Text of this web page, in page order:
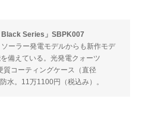
Black Series」SBPK007
ーラー発電モデルからも新作モデ
備えている。光発電クォーツ
質コーティングケース（直径
水。11万1100円（税込み）。